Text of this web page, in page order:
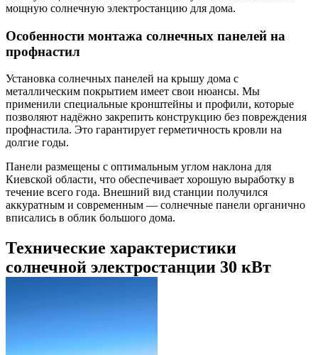
мощную солнечную электростанцию для дома.
Особенности монтажа солнечных панелей на
профнастил
Установка солнечных панелей на крышу дома с
металлическим покрытием имеет свои нюансы. Мы
применили специальные кронштейны и профили, которые
позволяют надёжно закрепить конструкцию без повреждения
профнастила. Это гарантирует герметичность кровли на
долгие годы.
Панели размещены с оптимальным углом наклона для
Киевской области, что обеспечивает хорошую выработку в
течение всего года. Внешний вид станции получился
аккуратным и современным — солнечные панели органично
вписались в облик большого дома.
Технические характеристики
солнечной электростанции 30 кВт